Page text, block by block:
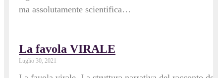
ma assolutamente scientifica…
La favola VIRALE
Luglio 30, 2021